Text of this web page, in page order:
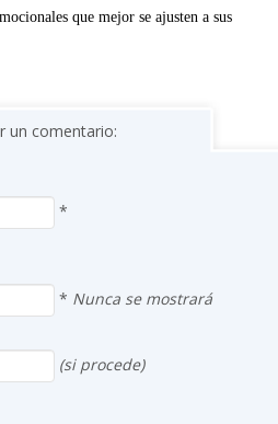
que mejor se ajusten a sus
un comentario:
*
* Nunca se mostrará
(si procede)